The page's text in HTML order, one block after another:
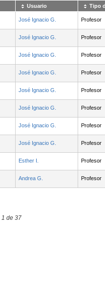
Usuario Tipo
José Ignacio G. Profesor
José Ignacio G. Profesor
José Ignacio G. Profesor
José Ignacio G. Profesor
José Ignacio G. Profesor
José Ignacio G. Profesor
José Ignacio G. Profesor
José Ignacio G. Profesor
Esther I. Profesor
Andrea G. Profesor
1 de 37